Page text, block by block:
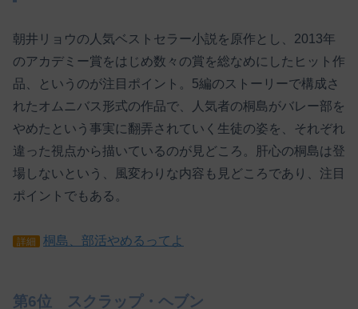
朝井リョウの人気ベストセラー小説を原作とし、2013年
のアカデミー賞をはじめ数々の賞を総なめにしたヒット作
品、というのが注目ポイント。5編のストーリーで構成さ
れたオムニバス形式の作品で、人気者の桐島がバレー部を
やめたという事実に翻弄されていく生徒の姿を、それぞれ
違った視点から描いているのが見どころ。肝心の桐島は登
場しないという、風変わりな内容も見どころであり、注目
ポイントでもある。
詳細 桐島、部活やめるってよ
第6位 スクラップ・ヘブン